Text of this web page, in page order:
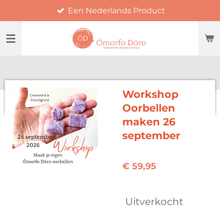
naar
Een Nederlands Product
Workshop
Oorbellen
maken 26
september
€ 59,95
Uitverkocht